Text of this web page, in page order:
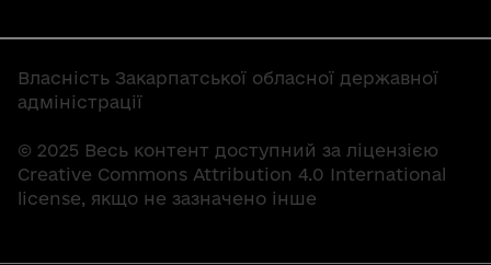
Власність Закарпатської обласної державної
адміністрації
© 2025 Весь контент доступний за ліцензією
Creative Commons Attribution 4.0 International
license, якщо не зазначено інше